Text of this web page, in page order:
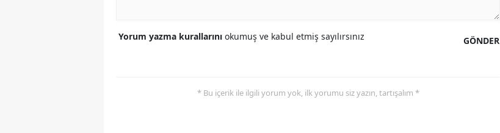
GÖNDER
Yorum yazma kurallarını okumuş ve kabul etmiş sayılırsınız
* Bu içerik ile ilgili yorum yok, ilk yorumu siz yazın, tartışalım *